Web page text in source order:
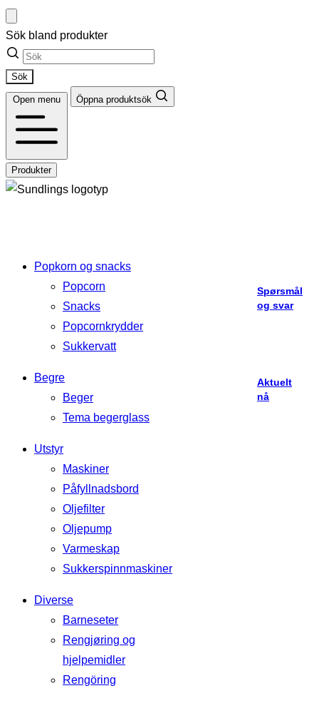
Hopp
til
innhold
Sök bland produkter
Sök
Open menu Öppna produktsök
Produkter
Popkorn og snacks
Popcorn
Snacks
Popcornkrydder
Sukkervatt
Begre
Beger
Tema begerglass
Utstyr
Maskiner
Påfyllnadsbord
Oljefilter
Oljepump
Varmeskap
Sukkerspinnmaskiner
Diverse
Barneseter
Rengjøring og
hjelpemidler
Rengöring
Spørsmål
og svar
Aktuelt
nå